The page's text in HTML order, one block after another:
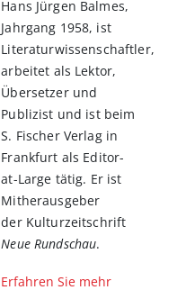
Hans Jürgen Balmes,
Jahrgang 1958, ist
Literaturwissenschaftler,
arbeitet als Lektor,
Übersetzer und
Publizist und ist beim
S. Fischer Verlag in
Frankfurt als Editor-
at-Large tätig. Er ist
Mitherausgeber
der Kulturzeitschrift
Neue Rundschau.
Erfahren Sie mehr